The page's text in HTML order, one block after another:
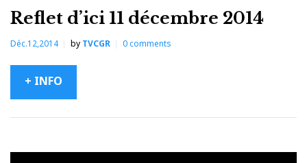
Reflet d’ici 11 décembre 2014
Déc.12,2014 by TVCGR 0comments
+ INFO